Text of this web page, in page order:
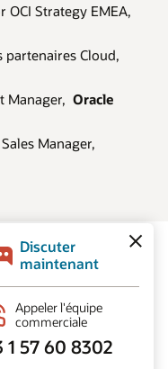
OCI Strategy EMEA,
partenaires Cloud,
Manager, Oracle
Manager,
et confidentialité
Nous contacter